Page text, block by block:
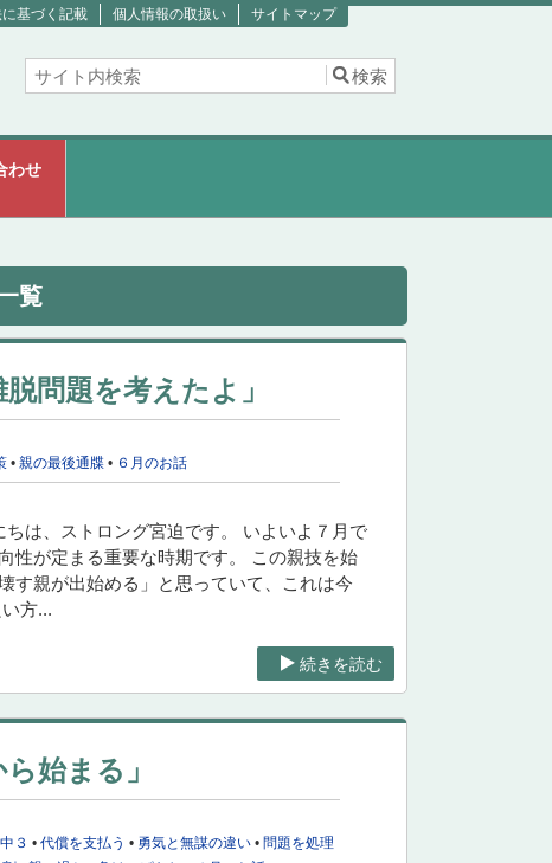
サイトマップ
個人情報の取扱い
基づく記載
わせ
覧
問題を考えたよ」
•親の最後通牒 • ６月のお話
は、ストロング宮迫です。 いよいよ７月で
性が定まる重要な時期です。 この親技を始
す親が出始める」と思っていて、これは今
方...
続きを読む
始まる」
中３ •代償を支払う • 勇気と無謀の違い • 問題を処理